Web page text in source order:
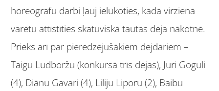
horeogrāfu darbi ļauj ielūkoties, kādā virzienā
varētu attīstīties skatuviskā tautas deja nākotnē.
Prieks arī par pieredzējušākiem dejdariem –
Taigu Ludboržu (konkursā trīs dejas), Juri Goguli
(4), Diānu Gavari (4), Liliju Liporu (2), Baibu